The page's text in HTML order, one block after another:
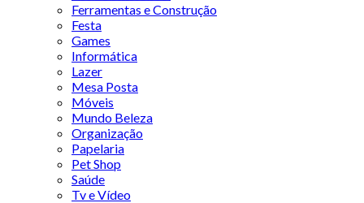
Ferramentas e Construção
Festa
Games
Informática
Lazer
Mesa Posta
Móveis
Mundo Beleza
Organização
Papelaria
Pet Shop
Saúde
Tv e Vídeo